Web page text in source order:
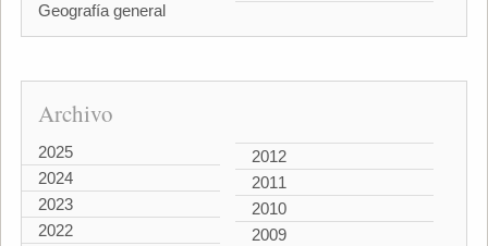
Geografía general
Archivo
2025
2024
2023
2022
2012
2011
2010
2009